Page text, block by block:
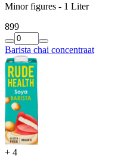
Minor figures - 1 Liter
899
Barista chai concentraat
+ 4